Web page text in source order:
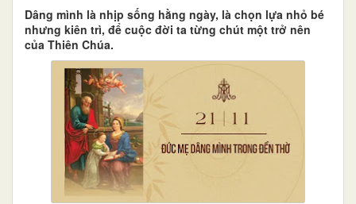
Dâng mình là nhịp sống hằng ngày, là chọn lựa nhỏ bé
nhưng kiên trì, để cuộc đời ta từng chút một trở nên
của Thiên Chúa.